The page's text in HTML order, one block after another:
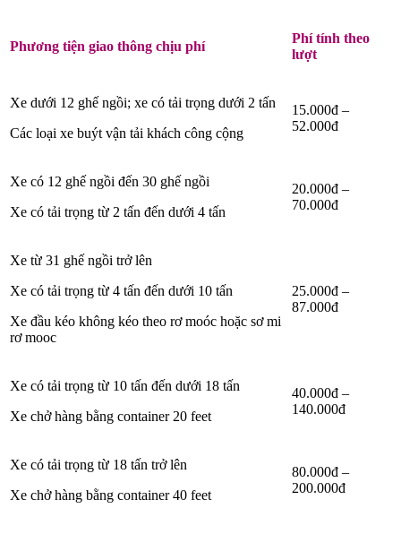
Phương tiện giao thông chịu phí
Phí tính theo
lượt
Xe dưới 12 ghế ngồi; xe có tải trọng dưới 2 tấn
Các loại xe buýt vận tải khách công cộng
15.000đ –
52.000đ
Xe có 12 ghế ngồi đến 30 ghế ngồi
Xe có tải trọng từ 2 tấn đến dưới 4 tấn
20.000đ –
70.000đ
Xe từ 31 ghế ngồi trở lên
Xe có tải trọng từ 4 tấn đến dưới 10 tấn
Xe đầu kéo không kéo theo rơ moóc hoặc sơ mi
rơ mooc
25.000đ –
87.000đ
Xe có tải trọng từ 10 tấn đến dưới 18 tấn
Xe chở hàng bằng container 20 feet
40.000đ –
140.000đ
Xe có tải trọng từ 18 tấn trở lên
Xe chở hàng bằng container 40 feet
80.000đ –
200.000đ